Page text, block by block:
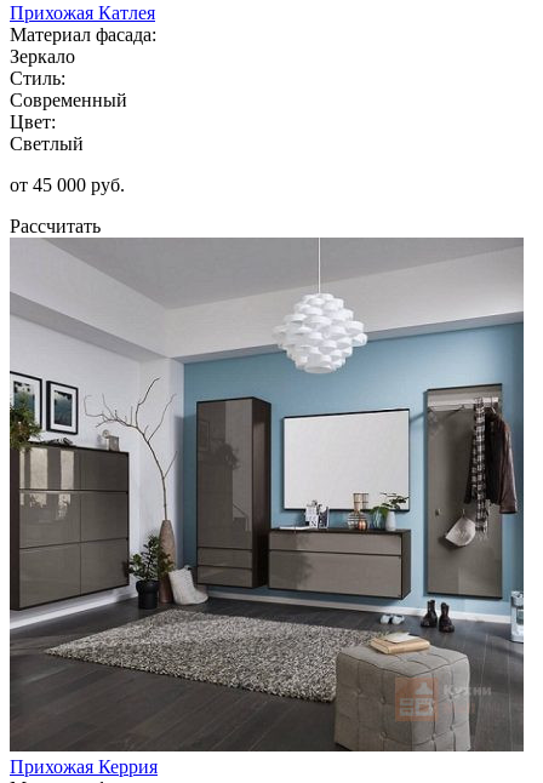
Прихожая Катлея
Материал фасада:
Зеркало
Стиль:
Современный
Цвет:
Светлый
от 45 000 руб.
Рассчитать
Прихожая Керрия